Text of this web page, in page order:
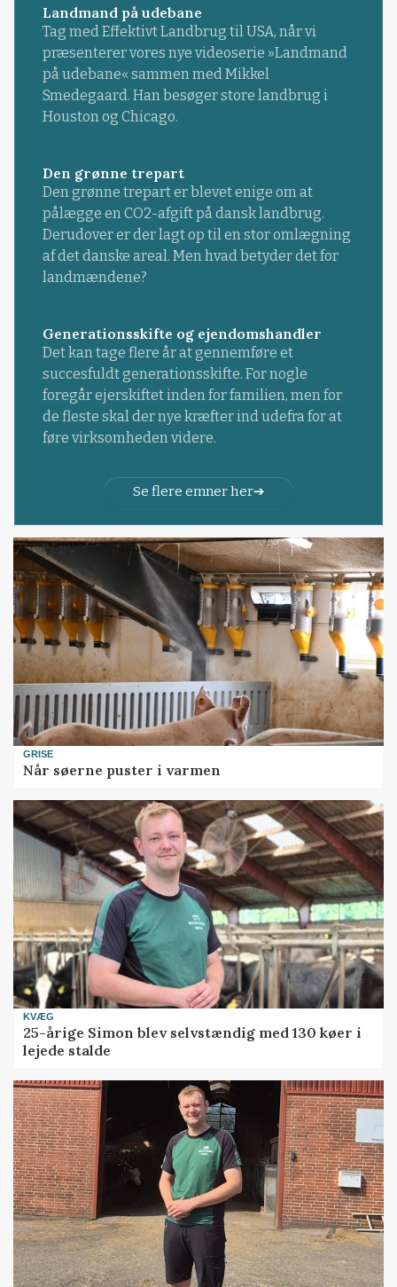
Landmand på udebane
Tag med Effektivt Landbrug til USA, når vi
præsenterer vores nye videoserie »Landmand
på udebane« sammen med Mikkel
Smedegaard. Han besøger store landbrug i
Houston og Chicago.
Den grønne trepart
Den grønne trepart er blevet enige om at
pålægge en CO2-afgift på dansk landbrug.
Derudover er der lagt op til en stor omlægning
af det danske areal. Men hvad betyder det for
landmændene?
Generationsskifte og ejendomshandler
Det kan tage flere år at gennemføre et
succesfuldt generationsskifte. For nogle
foregår ejerskiftet inden for familien, men for
de fleste skal der nye kræfter ind udefra for at
føre virksomheden videre.
Se flere emner her
GRISE
Når søerne puster i varmen
KVÆG
25-årige Simon blev selvstændig med 130 køer i
lejede stalde